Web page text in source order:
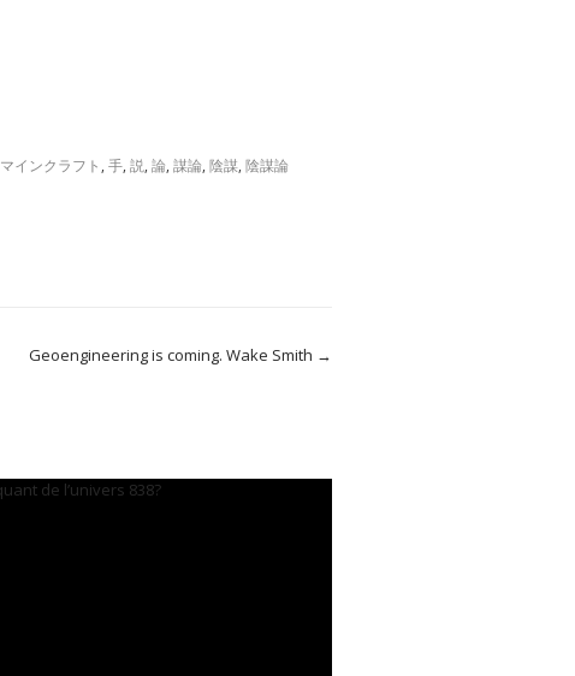
マインクラフト , 手, 説, 論, 謀論, 陰謀, 陰謀論
Geoengineering is coming. Wake Smith →